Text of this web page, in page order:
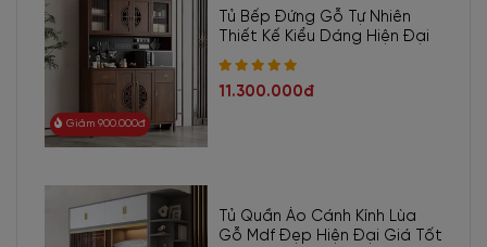
Giảm 900.000đ
Tủ Bếp Đứng Gỗ Tự Nhiên
Thiết Kế Kiểu Dáng Hiện Đại
11.300.000đ
Tủ Quần Áo Cánh Kính Lùa
Gỗ Mdf Đẹp Hiện Đại Giá Tốt